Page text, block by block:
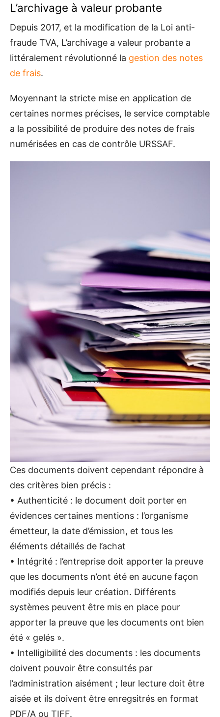
L’archivage à valeur probante
Depuis 2017, et la modification de la Loi anti-
fraude TVA, L’archivage a valeur probante a
littéralement révolutionné la gestion des notes
de frais.
Moyennant la stricte mise en application de
certaines normes précises, le service comptable
a la possibilité de produire des notes de frais
numérisées en cas de contrôle URSSAF.
Ces documents doivent cependant répondre à
des critères bien précis :
• Authenticité : le document doit porter en
évidences certaines mentions : l’organisme
émetteur, la date d’émission, et tous les
éléments détaillés de l’achat
• Intégrité : l’entreprise doit apporter la preuve
que les documents n’ont été en aucune façon
modifiés depuis leur création. Différents
systèmes peuvent être mis en place pour
apporter la preuve que les documents ont bien
été « gelés ».
• Intelligibilité des documents : les documents
doivent pouvoir être consultés par
l’administration aisément ; leur lecture doit être
aisée et ils doivent être enregsitrés en format
PDF/A ou TIFF.